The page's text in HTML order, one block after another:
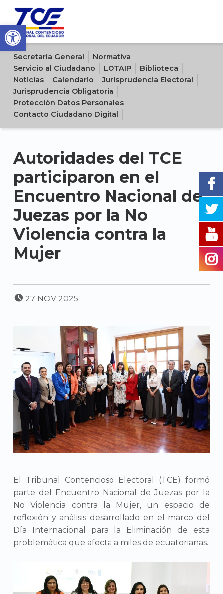
Open toolbar
Sitio oficial del Tribunal Contencioso Electoral del Ecuador
Secretaría General
Normativa
Servicio al Ciudadano
LOTAIP
Biblioteca
Noticias
Calendario
Jurisprudencia Electoral
Jurisprudencia Obligatoria
Protección Datos Personales
Contacto Ciudadano Digital
Autoridades del TCE
participaron en el
Encuentro Nacional de
Juezas por la No
Violencia contra la
Mujer
POSTED ON:
27 NOV 2025
El Tribunal Contencioso Electoral (TCE) formó
parte del Encuentro Nacional de Juezas por la
No Violencia contra la Mujer, un espacio de
reflexión y análisis desarrollado en el marco del
Día Internacional para la Eliminación de esta
problemática que afecta a miles de ecuatorianas.